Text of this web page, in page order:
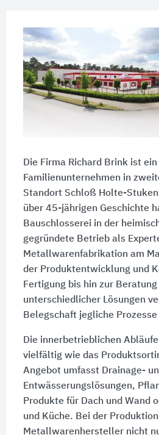
Die Firma Richard Brink ist
Familienunternehmen in
Standort Schloß Holte-
über 45-jährigen Geschichte
Bauschlosserei in der
gegründete Betrieb als
Metallwarenfabrikation am
der Produktentwicklung und
Fertigung bis hin zur
unterschiedlicher Lösungen
Belegschaft jegliche
Die innerbetrieblichen
vielfältig wie das
Angebot umfasst Drainage-
Entwässerungslösungen,
Produkte für Dach und Wand
und Küche. Bei der
Metallwarenhersteller nicht